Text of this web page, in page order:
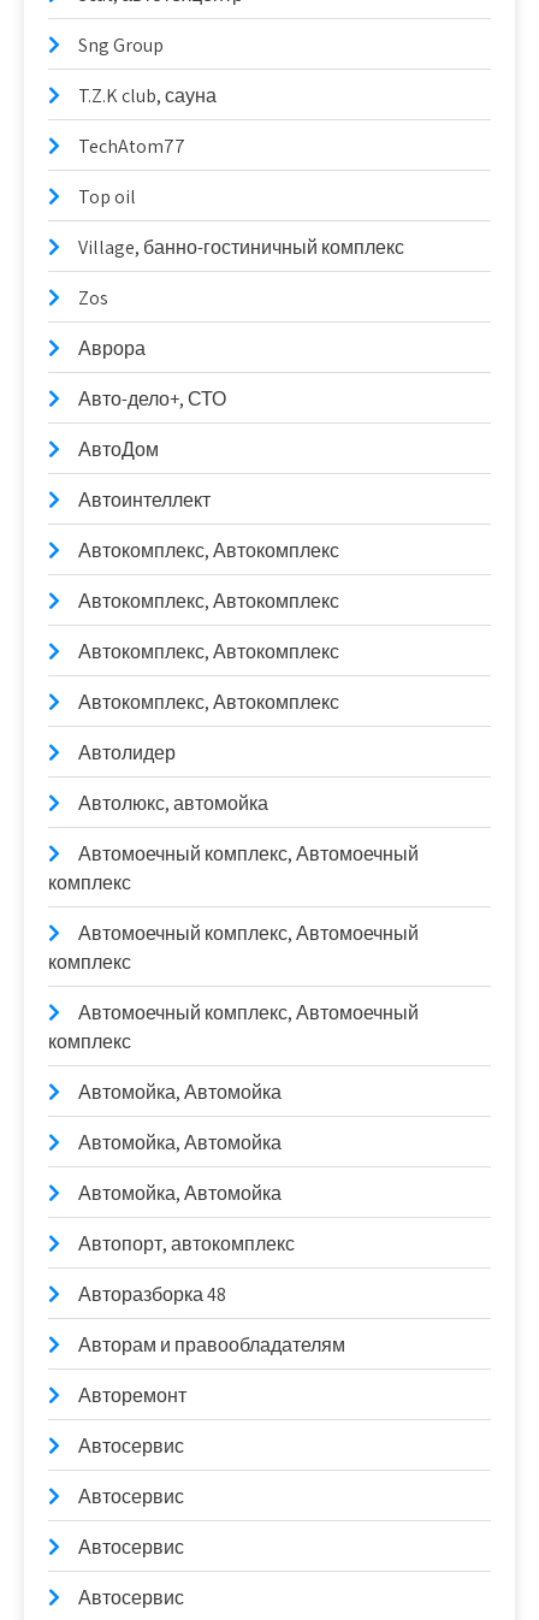
Sng Group
T.Z.K club, сауна
TechAtom77
Top oil
Village, банно-гостиничный комплекс
Zos
Аврора
Авто-дело+, СТО
АвтоДом
Автоинтеллект
Автокомплекс, Автокомплекс
Автокомплекс, Автокомплекс
Автокомплекс, Автокомплекс
Автокомплекс, Автокомплекс
Автолидер
Автолюкс, автомойка
Автомоечный комплекс, Автомоечный
комплекс
Автомоечный комплекс, Автомоечный
комплекс
Автомоечный комплекс, Автомоечный
комплекс
Автомойка, Автомойка
Автомойка, Автомойка
Автомойка, Автомойка
Автопорт, автокомплекс
Авторазборка 48
Авторам и правообладателям
Авторемонт
Автосервис
Автосервис
Автосервис
Автосервис